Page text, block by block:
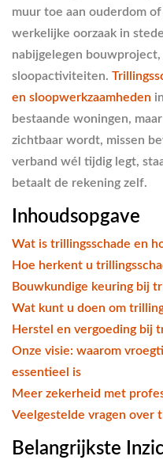
muur toe aan ouderdom of
werkelijke oorzaak in
nabijgelegen
sloopactiviteiten.
en sloopwerkzaamheden
bestaande woningen,
zichtbaar wordt, missen
verband wél tijdig legt,
betaalt de rekening zelf.
Inhoudsopgave
Wat is trillingsschade en
Hoe herkent u
Bouwkundige keuring bij
Wat kunt u doen om
Herstel en vergoeding bij
Onze visie: waarom
essentieel is
Meer zekerheid met
Veelgestelde vragen over
Belangrijkste